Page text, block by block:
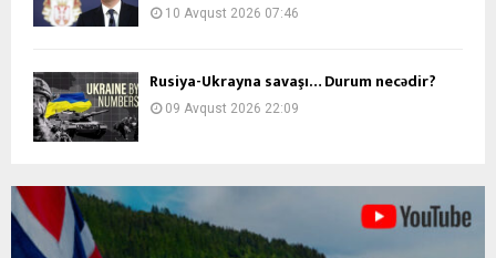
10 Avqust 2026 07:46
Rusiya-Ukrayna savaşı… Durum necədir?
09 Avqust 2026 22:09